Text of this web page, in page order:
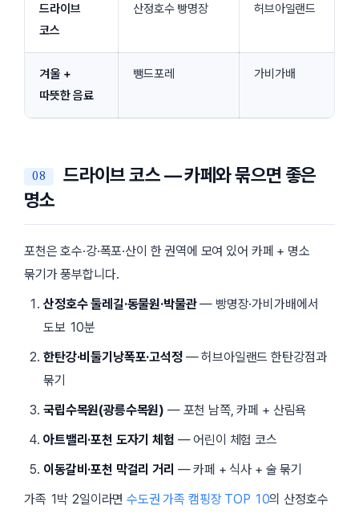
드라이브
코스
산정호수 빵명장 허브아일랜드
겨울 +
따뜻한 음료
뺑드포레 가비가배
드라이브 코스 — 카페와 묶으면 좋은
명소
포천은 호수·강·폭포·산이 한 권역에 모여 있어 카페 + 명소
묶기가 풍부합니다.
산정호수 둘레길·동물원·박물관— 빵명장·가비가배에서
도보 10분
한탄강·비둘기낭폭포·고석정— 허브아일랜드 한탄강점과
묶기
국립수목원(광릉수목원) — 포천 남쪽, 카페 + 산림욕
아트밸리·포천 도자기 체험 — 어린이 체험 코스
이동갈비·포천 막걸리 거리 — 카페 + 식사 + 술 묶기
가족 1박 2일이라면수도권 가족 캠핑장 TOP 10의 산정호수